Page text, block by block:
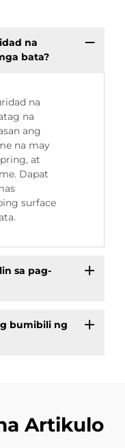
na
bata?
na
na
ang
na may
at
Dapat
surface
sa pag-
bumibili ng
Artikulo